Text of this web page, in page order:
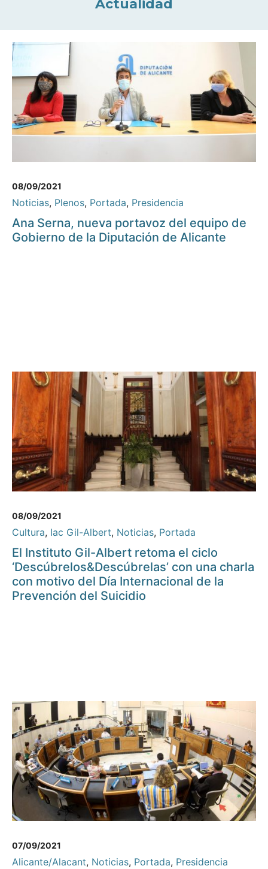
Actualidad
08/09/2021
Noticias, Plenos, Portada, Presidencia
Ana Serna, nueva portavoz del equipo de
Gobierno de la Diputación de Alicante
08/09/2021
Cultura, Iac Gil-Albert, Noticias, Portada
El Instituto Gil-Albert retoma el ciclo
‘Descúbrelos&Descúbrelas’ con una charla
con motivo del Día Internacional de la
Prevención del Suicidio
07/09/2021
Alicante/Alacant, Noticias, Portada, Presidencia